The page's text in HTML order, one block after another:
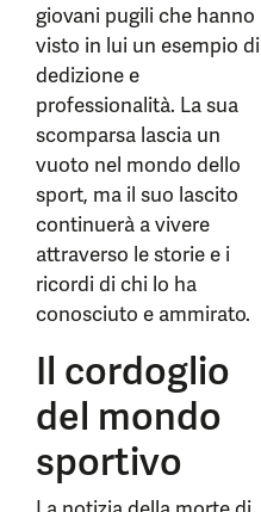
giovani pugili che hanno
visto in lui un esempio di
dedizione e
professionalità. La sua
scomparsa lascia un
vuoto nel mondo dello
sport, ma il suo lascito
continuerà a vivere
attraverso le storie e i
ricordi di chi lo ha
conosciuto e ammirato.
Il cordoglio
del mondo
sportivo